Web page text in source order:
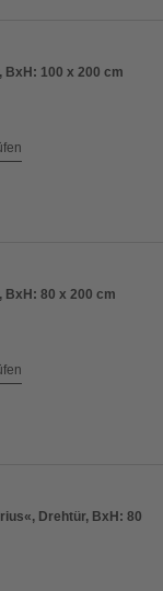
BxH: 100 x 200 cm
BxH: 80 x 200 cm
Drehtür, BxH: 80